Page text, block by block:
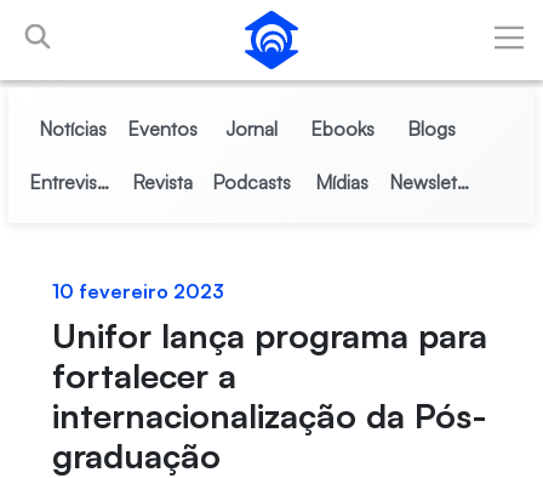
Pular para o Conteúdo principal
Notícias Eventos Jornal Ebooks Blogs
Entrevistas Revista Podcasts Mídias Newsletter
10 fevereiro 2023
Unifor lança programa para
fortalecer a
internacionalização da Pós-
graduação